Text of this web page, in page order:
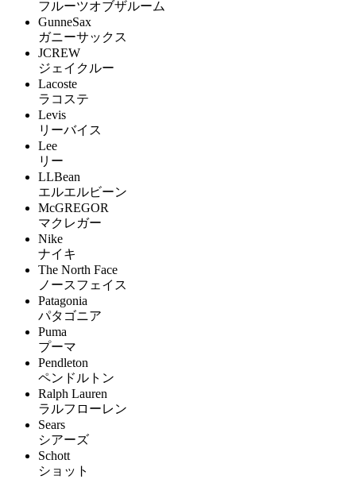
フルーツオブザルーム
GunneSax
ガニーサックス
JCREW
ジェイクルー
Lacoste
ラコステ
Levis
リーバイス
Lee
リー
LLBean
エルエルビーン
McGREGOR
マクレガー
Nike
ナイキ
The North Face
ノースフェイス
Patagonia
パタゴニア
Puma
プーマ
Pendleton
ペンドルトン
Ralph Lauren
ラルフローレン
Sears
シアーズ
Schott
ショット